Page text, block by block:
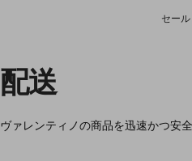
セール
配送
ヴァレンティノの商品を迅速かつ安